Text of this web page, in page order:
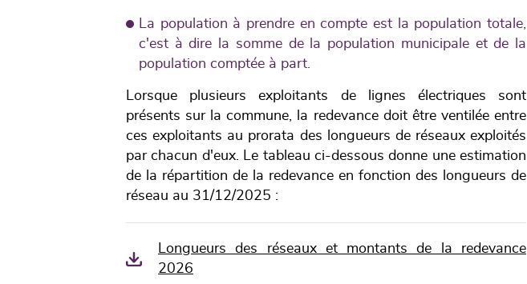
La population à prendre en compte est la population totale,
c'est à dire la somme de la population municipale et de la
population comptée à part.
Lorsque plusieurs exploitants de lignes électriques sont
présents sur la commune, la redevance doit être ventilée entre
ces exploitants au prorata des longueurs de réseaux exploités
par chacun d'eux. Le tableau ci-dessous donne une estimation
de la répartition de la redevance en fonction des longueurs de
réseau au 31/12/2025 :
Longueurs des réseaux et montants de la redevance
2026